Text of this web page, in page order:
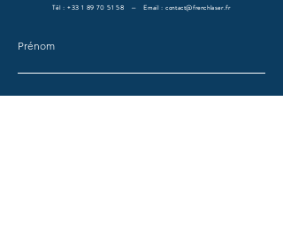
Tél :+33 1 89 70 51 58 — Email :contact@frenchlaser.fr
Prénom
Nom